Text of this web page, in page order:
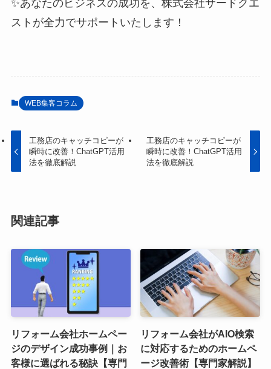
✨あなたのビジネスの成功を、株式会社サードクエ
ストが全力でサポートいたします！
WEB集客コラム
工務店のキャッチコピーが
瞬時に改善！ChatGPT活用
法を徹底解説
工務店のキャッチコピーが
瞬時に改善！ChatGPT活用
法を徹底解説
関連記事
リフォーム会社ホームペー
ジのデザイン成功事例｜お
客様に選ばれる秘訣【専門
リフォーム会社がAIO検索
に対応するためのホームペ
ージ改善術【専門家解説】